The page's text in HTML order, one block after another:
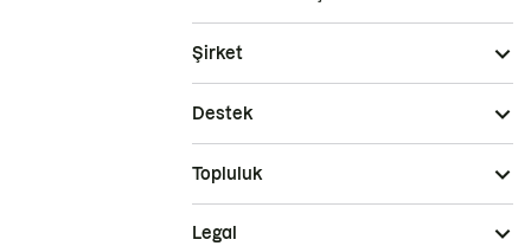
Şirket
Destek
Topluluk
Legal